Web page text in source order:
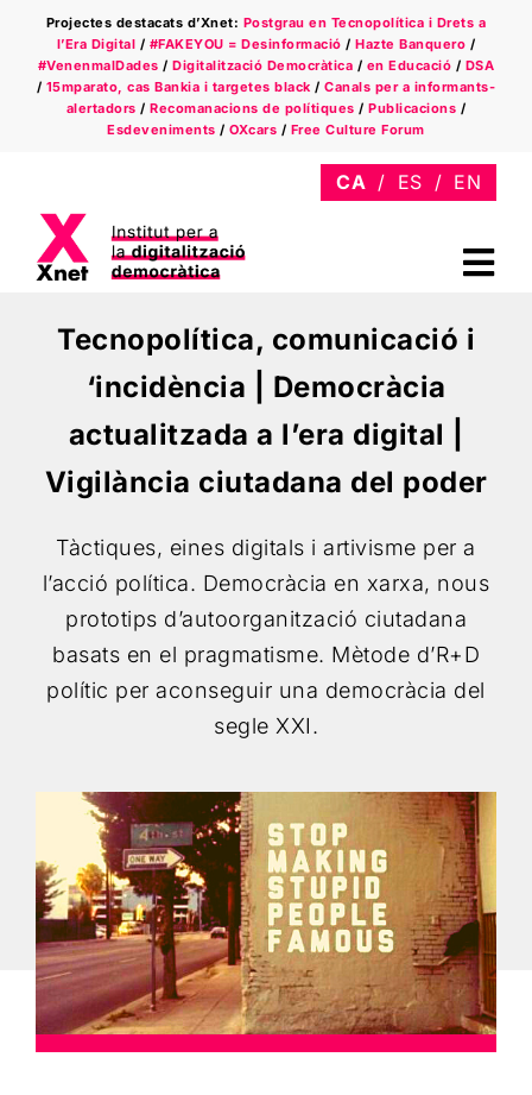
content
Projectes destacats d’Xnet: Postgrau en Tecnopolítica i Drets a
l’Era Digital / #FAKEYOU = Desinformació /Hazte Banquero /
#VenenmalDades /Digitalització Democràtica / en Educació / DSA
/ 15mparato, cas Bankia i targetes black /Canals per a informants-
alertadors /Recomanacions de polítiques /Publicacions /
Esdeveniments /OXcars / Free Culture Forum
Qui som
Àmbits
Cercar
Tecnopolítica, comunicació i
‘incidència | Democràcia
actualitzada a l’era digital |
Vigilància ciutadana del poder
Tàctiques, eines digitals i artivisme per a
l’acció política. Democràcia en xarxa, nous
prototips d’autoorganització ciutadana
basats en el pragmatisme. Mètode d’R+D
polític per aconseguir una democràcia del
segle XXI.